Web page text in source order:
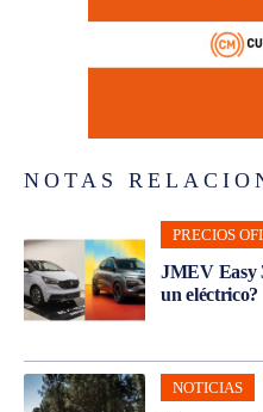
NOTAS
PRECIOS
JMEV Easy
un eléctrico?
NOTICIAS